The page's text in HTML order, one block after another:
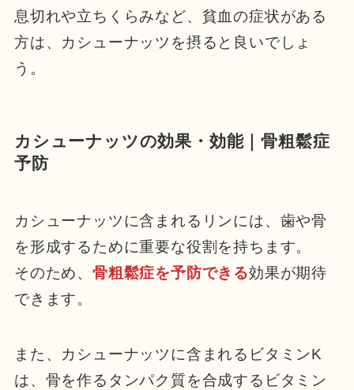
息切れや立ちくらみなど、貧血の症状がある
方は、カシューナッツを摂ると良いでしょ
う。
カシューナッツの効果・効能｜骨粗鬆症
予防
カシューナッツに含まれるリンには、歯や骨
を形成するために重要な役割を持ちます。
そのため、 骨粗鬆症を予防できる効果が期待
できます。
また、カシューナッツに含まれるビタミンK
は、骨を作るタンパク質を合成するビタミン